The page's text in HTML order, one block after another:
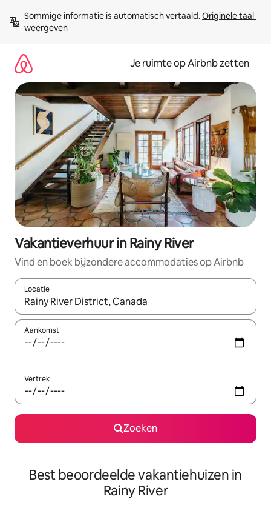
direct
naar
Sommige informatie is automatisch vertaald. Originele taal
weergeven
Je ruimte op Airbnb zetten
Vakantieverhuur in Rainy River
Vind en boek bijzondere accommodaties op Airbnb
Locatie
Wanneer er suggesties beschikbaar zijn, maak je een keuze
Aankomst
Vertrek
Zoeken
Best beoordeelde vakantiehuizen in
Rainy River